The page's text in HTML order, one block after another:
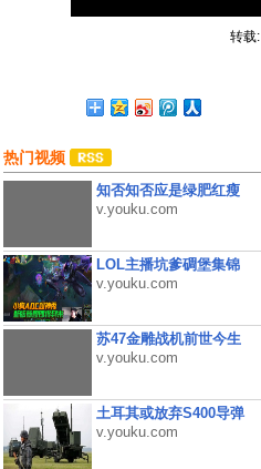
转载:
热门视频
知否知否应是绿肥红瘦
v.youku.com
LOL主播坑爹碉堡集锦
v.youku.com
苏47金雕战机前世今生
v.youku.com
土耳其或放弃S400导弹
v.youku.com